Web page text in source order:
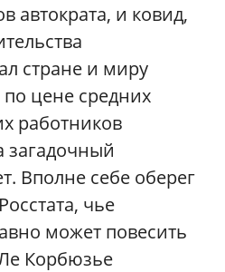
автократа, и ковид,
стране и миру
цене средних
работников
загадочный
Вполне себе оберег
чье
может повесить
Корбюзье